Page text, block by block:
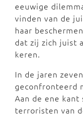
eeuwige
vinden van de
haar
dat zij zich juist
keren.
In de jaren
geconfronteerd
Aan de ene
terroristen van